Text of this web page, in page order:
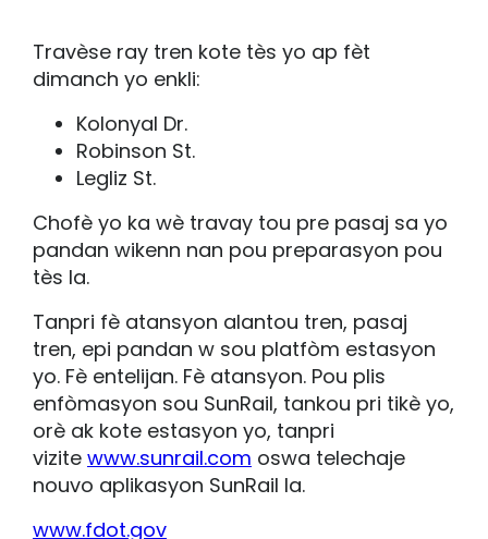
Travèse ray tren kote tès yo ap fèt
dimanch yo enkli:
Kolonyal Dr.
Robinson St.
Legliz St.
Chofè yo ka wè travay tou pre pasaj sa yo
pandan wikenn nan pou preparasyon pou
tès la.
Tanpri fè atansyon alantou tren, pasaj
tren, epi pandan w sou platfòm estasyon
yo. Fè entelijan. Fè atansyon. Pou plis
enfòmasyon sou SunRail, tankou pri tikè yo,
orè ak kote estasyon yo, tanpri
vizite www.sunrail.com oswa telechaje
nouvo aplikasyon SunRail la.
www.fdot.gov